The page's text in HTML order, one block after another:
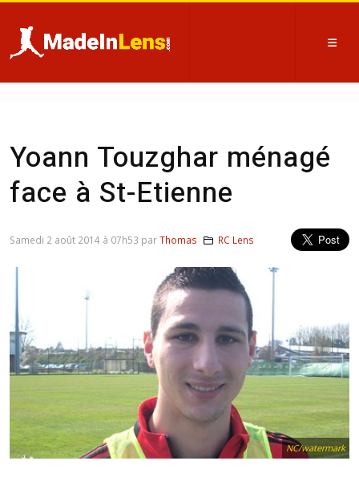
Yoann Touzghar ménagé
face à St-Etienne
NC/watermark
Samedi 2 août 2014 à 07h53 parThomas RC Lens